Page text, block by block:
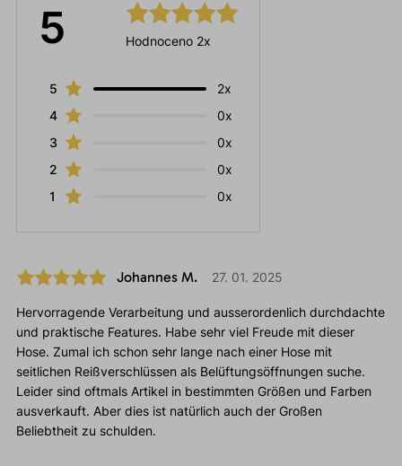
5 Hodnoceno 2x
5
2x
4
0x
3
0x
2
0x
1
0x
Johannes M. 27. 01. 2025
Hervorragende Verarbeitung und ausserordenlich durchdachte
und praktische Features. Habe sehr viel Freude mit dieser
Hose. Zumal ich schon sehr lange nach einer Hose mit
seitlichen Reißverschlüssen als Belüftungsöffnungen suche.
Leider sind oftmals Artikel in bestimmten Größen und Farben
ausverkauft. Aber dies ist natürlich auch der Großen
Beliebtheit zu schulden.